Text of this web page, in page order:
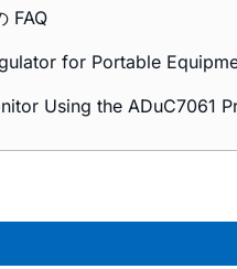
FAQ
for Portable
Using the ADuC7061